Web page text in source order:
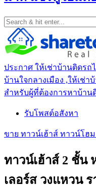
ประกาศ ให้เช่าบ้านติดรถ
บ้านใจกลางเมือง ,ให้เช่
สำหรับผู้ที่ต้องการหาบ้า
รับโพสต์อสังหา
ขาย ทาวน์เฮ้าส์ ทาวน์โฮ
ทาวน์เฮ้าส์ 2 ชั้น
เลอร์ส วงแหวน